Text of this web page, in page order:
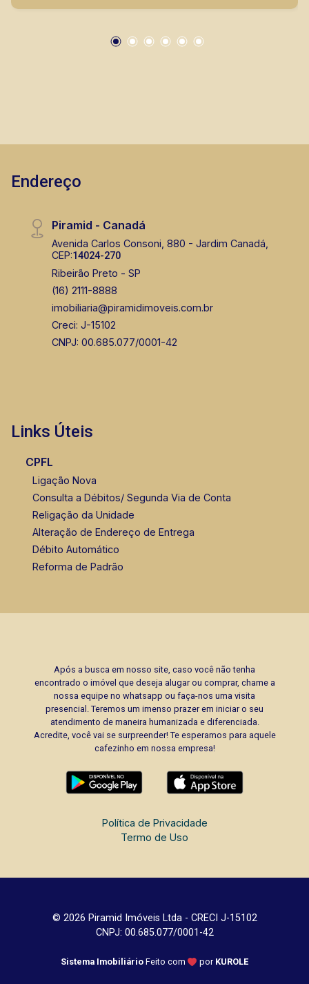
segurança, em locação, vendas de imóveis
lançamentos da cidade de Ribeirão Preto.
Endereço
Piramid - Canadá
Avenida Carlos Consoni, 880 - Jardim Canadá,
CEP:14024-270
Ribeirão Preto - SP
(16) 2111-8888
imobiliaria@piramidimoveis.com.br
Creci: J-15102
CNPJ: 00.685.077/0001-42
Links Úteis
CPFL
Ligação Nova
Consulta a Débitos/ Segunda Via de Conta
Religação da Unidade
Alteração de Endereço de Entrega
Débito Automático
Reforma de Padrão
Após a busca em nosso site, caso você não tenha
encontrado o imóvel que deseja alugar ou comprar, chame a
nossa equipe no whatsapp ou faça-nos uma visita
presencial. Teremos um imenso prazer em iniciar o seu
atendimento de maneira humanizada e diferenciada.
Acredite, você vai se surpreender! Te esperamos para aquele
cafezinho em nossa empresa!
Política de Privacidade
Termo de Uso
© 2026 Piramid Imóveis Ltda - CRECI J-15102
CNPJ: 00.685.077/0001-42
Sistema Imobiliário Feito com por KUROLE